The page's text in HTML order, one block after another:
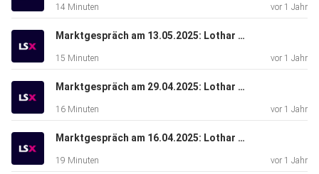
14 Minuten vor 1 Jahr
Marktgespräch am 13.05.2025: Lothar Albert & René Berteit
15 Minuten vor 1 Jahr
Marktgespräch am 29.04.2025: Lothar Albert & Bastian Galuschka
16 Minuten vor 1 Jahr
Marktgespräch am 16.04.2025: Lothar Albert & Michael Flender
19 Minuten vor 1 Jahr